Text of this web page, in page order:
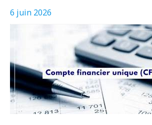
6 juin 2026